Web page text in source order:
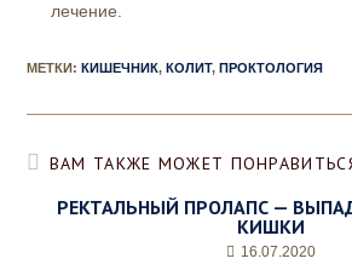
лечение.
МЕТКИ : КИШЕЧНИК, КОЛИТ, ПРОКТОЛОГИЯ
ВАМ ТАКЖЕ МОЖЕТ
РЕКТАЛЬНЫЙ ПРОЛАПС —
КИШКИ
16.07.2020